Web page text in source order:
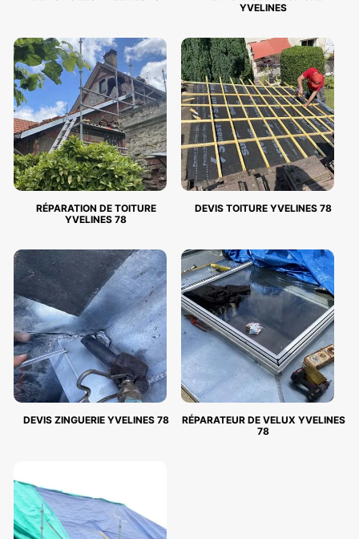
YVELINES
RÉPARATION DE TOITURE
YVELINES 78
DEVIS TOITURE YVELINES 78
DEVIS ZINGUERIE YVELINES 78
RÉPARATEUR DE VELUX YVELINES
78